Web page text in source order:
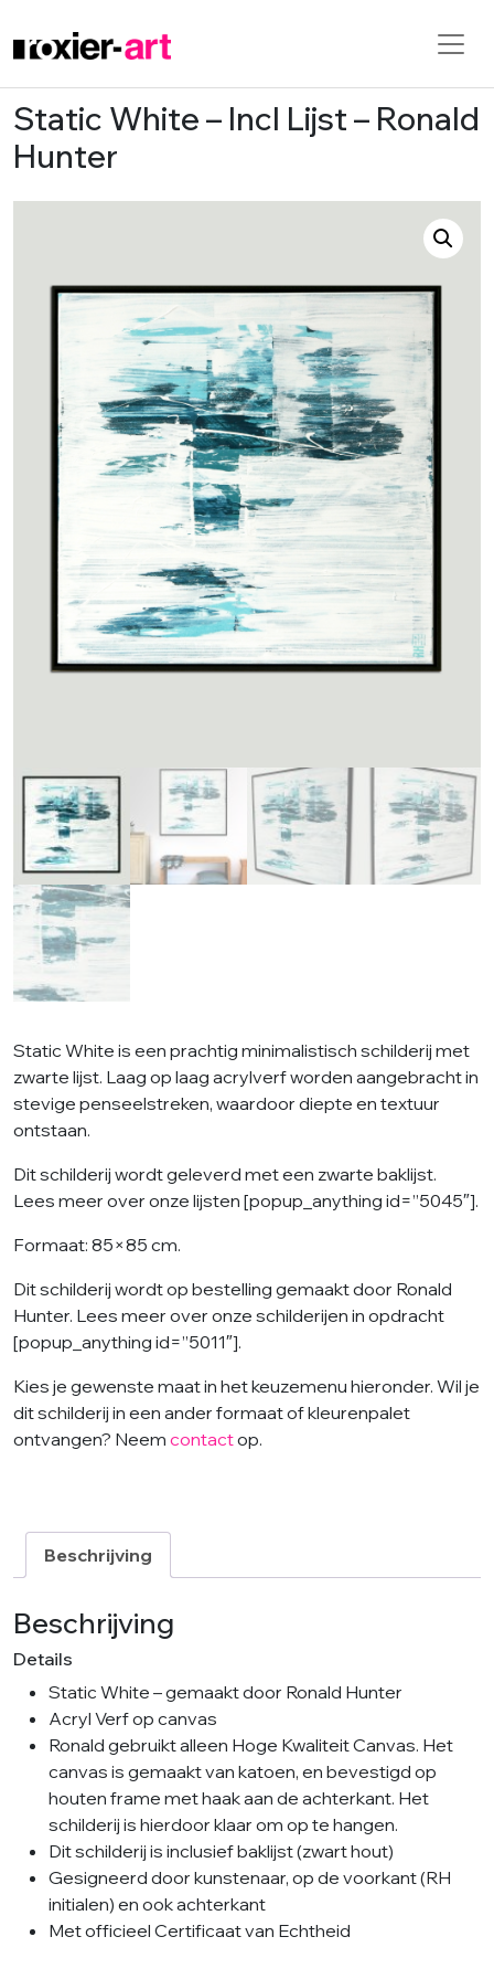
Skip to main content
Static White – Incl Lijst – Ronald
Hunter
Static White is een prachtig minimalistisch schilderij met
zwarte lijst. Laag op laag acrylverf worden aangebracht in
stevige penseelstreken, waardoor diepte en textuur
ontstaan.
Dit schilderij wordt geleverd met een zwarte baklijst.
Lees meer over onze lijsten [popup_anything id=”5045″].
Formaat: 85×85 cm.
Dit schilderij wordt op bestelling gemaakt door Ronald
Hunter. Lees meer over onze schilderijen in opdracht
[popup_anything id=”5011″].
Kies je gewenste maat in het keuzemenu hieronder. Wil je
dit schilderij in een ander formaat of kleurenpalet
ontvangen? Neem contactop.
Beschrijving
Beschrijving
Details
Static White – gemaakt door Ronald Hunter
Acryl Verf op canvas
Ronald gebruikt alleen Hoge Kwaliteit Canvas. Het
canvas is gemaakt van katoen, en bevestigd op
houten frame met haak aan de achterkant. Het
schilderij is hierdoor klaar om op te hangen.
Dit schilderij is inclusief baklijst (zwart hout)
Gesigneerd door kunstenaar, op de voorkant (RH
initialen) en ook achterkant
Met officieel Certificaat van Echtheid